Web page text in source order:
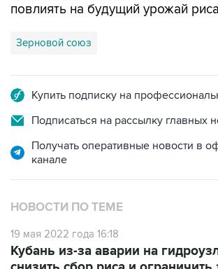
Зерновой союз
Подписаться на рассылку главных
Получать оперативные новости в
НОВОСТИ ПО ТЕМЕ
19 мая 2022 года 16:18
снизить сбор риса и ограничить